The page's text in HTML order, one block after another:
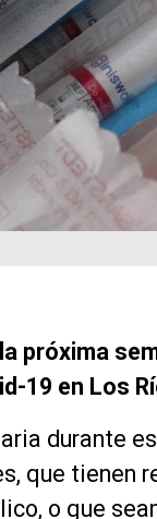
próxima
19 en Los
durante
que tienen
o que